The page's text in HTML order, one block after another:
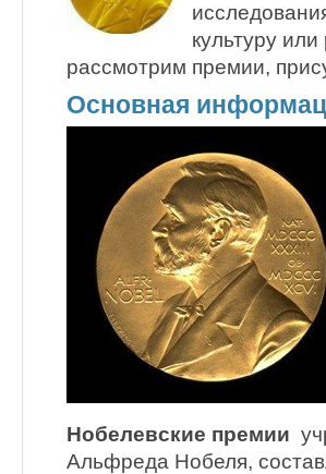
культуру
рассмотрим премии,
Основная
Нобелевские премии
Альфреда Нобеля,